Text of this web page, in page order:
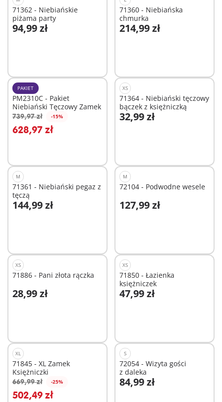
71362 - Niebiańskie
piżama party
94,99 zł
Dodaj do koszyka
71360 - Niebiańska
chmurka
214,99 zł
Dodaj do koszyka
PAKIET
PM2310C - Pakiet
Niebiański Tęczowy Zamek
739,97 zł -15%
628,97 zł
Dodaj do koszyka
XS
71364 - Niebiański tęczowy
bączek z księżniczką
32,99 zł
Dodaj do koszyka
M
71361 - Niebiański pegaz z
tęczą
144,99 zł
Dodaj do koszyka
M
72104 - Podwodne wesele
127,99 zł
Dodaj do koszyka
XS
71886 - Pani złota rączka
28,99 zł
Dodaj do koszyka
XS
71850 - Łazienka
księżniczek
47,99 zł
Dodaj do koszyka
XL
71845 - XL Zamek
Księżniczki
669,99 zł -25%
502,49 zł
Dodaj do koszyka
S
72054 - Wizyta gości
z daleka
84,99 zł
Dodaj do koszyka